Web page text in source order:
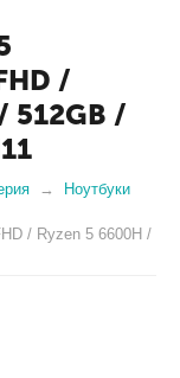
/
512GB /
Ноутбуки
/ Ryzen 5 6600H /